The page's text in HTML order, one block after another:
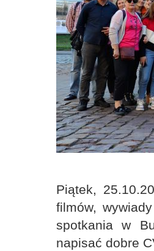
Piątek,
filmów,
spotkania w
napisać dobre